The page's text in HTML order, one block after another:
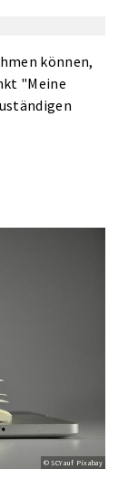
können,
"Meine
© SCY auf Pixabay